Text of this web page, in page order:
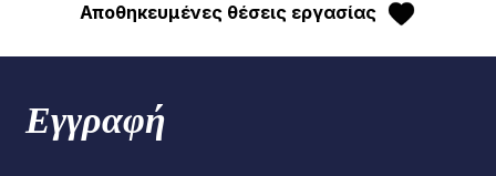
Αποθηκευμένες θέσεις εργασίας
Εγγραφή